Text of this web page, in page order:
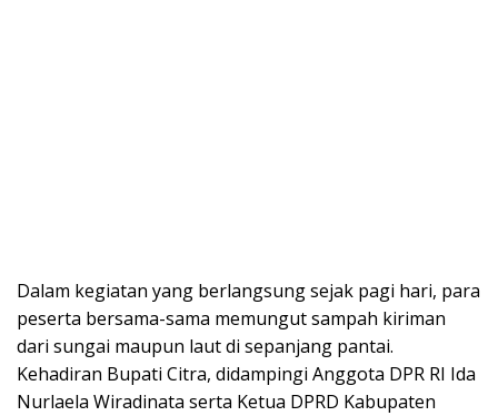
Dalam kegiatan yang berlangsung sejak pagi hari, para
peserta bersama-sama memungut sampah kiriman
dari sungai maupun laut di sepanjang pantai.
Kehadiran Bupati Citra, didampingi Anggota DPR RI Ida
Nurlaela Wiradinata serta Ketua DPRD Kabupaten